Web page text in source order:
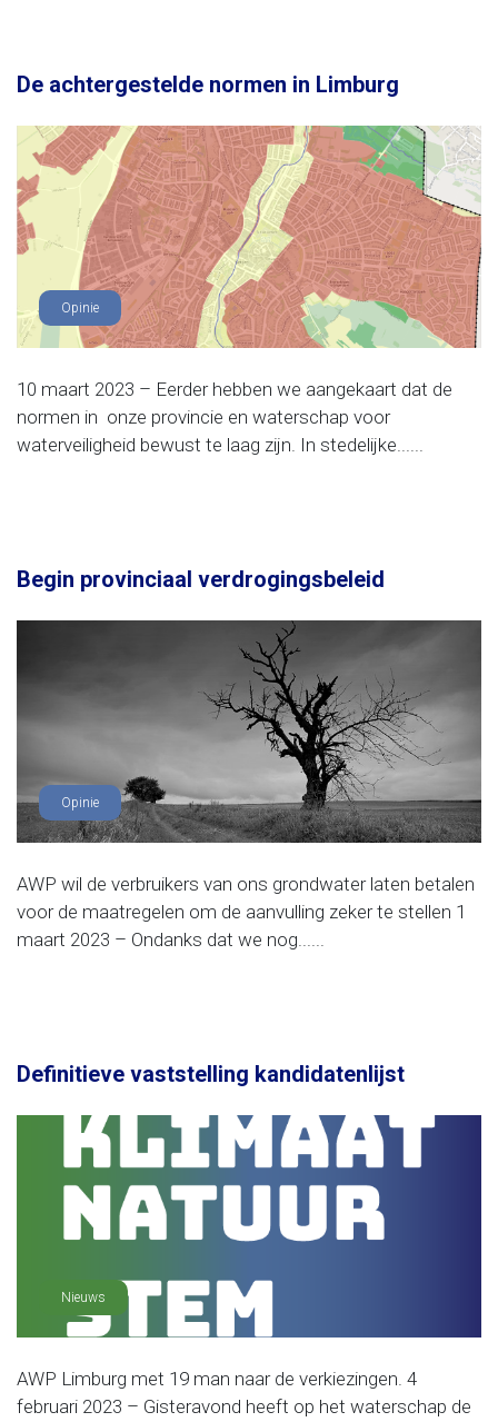
De achtergestelde normen in Limburg
Opinie
10 maart 2023 – Eerder hebben we aangekaart dat de
normen in onze provincie en waterschap voor
waterveiligheid bewust te laag zijn. In stedelijke......
Begin provinciaal verdrogingsbeleid
Opinie
AWP wil de verbruikers van ons grondwater laten betalen
voor de maatregelen om de aanvulling zeker te stellen 1
maart 2023 – Ondanks dat we nog......
Definitieve vaststelling kandidatenlijst
Nieuws
AWP Limburg met 19 man naar de verkiezingen. 4
februari 2023 – Gisteravond heeft op het waterschap de